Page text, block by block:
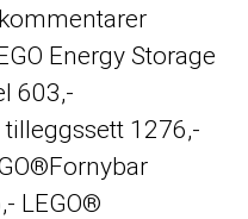
Energy Storage
603,-
1276,-
LEGO®